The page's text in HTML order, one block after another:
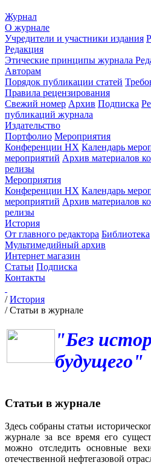
Журнал
О журнале
Учредители и участники издания
Редакция
Этические принципы журнала
Авторам
Порядок публикации статей
Правила рецензирования
Свежий номер Архив Подписка
публикаций журнала
Издательство
Портфолио Мероприятия
Конференции НХ Календарь
мероприятий Архив материалов
релизы
Мероприятия
Конференции НХ Календарь
мероприятий Архив материалов
релизы
История
От главного редактора Библиотека
Мультимедийный архив
Интернет магазин
Статьи Подписка
Контакты
/История
/Статьи в журнале
"Без
будущего"
Статьи в журнале
Здесь собраны статьи
журнале за все время его
можно отследить основные
отечественной нефтегазовой